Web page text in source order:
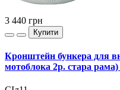
3 440 грн
Купити
Кронштейн бункера для
мотоблока 2р. стара рама)